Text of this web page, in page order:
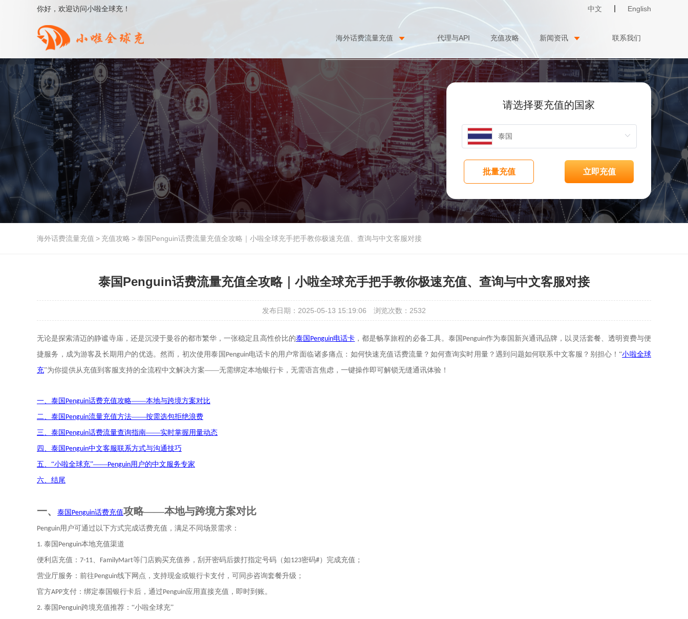
你好，欢迎访问小啦全球充！ 中文 English
海外话费流量充值 代理与API 充值攻略 新闻资讯 联系我们
请选择要充值的国家
批量充值 立即充值
海外话费流量充值 > 充值攻略 >泰国Penguin话费流量充值全攻略｜小啦全球充手把手教你极速充值、查询与中文客服对接
泰国Penguin话费流量充值全攻略｜小啦全球充手把手教你极速充值、查询与中文客服对接
发布日期：2025-05-13 15:19:06 浏览次数：2532
无论是探索清迈的静谧寺庙，还是沉浸于曼谷的都市繁华，一张稳定且高性价比的泰国 Penguin电话卡 ，都是畅享旅程的必备工具。 泰国 Penguin作为泰国新兴通讯品牌，以灵活套餐、透明资费与便
捷服务，成为游客及长期用户的优选。然而，初次使用泰国 Penguin电话卡的用户常面临诸多痛点：如何快速充值话费流量？如何查询实时用量？遇到问题如何联系中文客服？别担心！“小啦全球
充”为你提供从充值到客服支持的全流程中文解决方案——无需绑定本地银行卡，无需语言焦虑，一键操作即可解锁无缝通讯体验！
一、 泰国 Penguin话费充值攻略——本地与跨境方案对比
二、 泰国 Penguin流量充值方法——按需选包拒绝浪费
三、 泰国 Penguin话费流量查询指南——实时掌握用量动态
四、 泰国 Penguin中文客服联系方式与沟通技巧
五、 “小啦全球充”——Penguin用户的中文服务专家
六、 结尾
一、 泰国 Penguin话费充值攻略——本地与跨境方案对比
Penguin用户可通过以下方式完成话费充值，满足不同场景需求：
1. 泰国 Penguin本地充值渠道
便利店充值： 7-11、 FamilyMart等门店购买充值券，刮开密码后拨打指定号码（如123密码#）完成充值；
营业厅服务：前往Penguin线下网点，支持现金或银行卡支付，可同步咨询套餐升级；
官方APP支付：绑定泰国银行卡后，通过Penguin应用直接充值，即时到账。
2. 泰国 Penguin跨境充值推荐： “小啦全球充”